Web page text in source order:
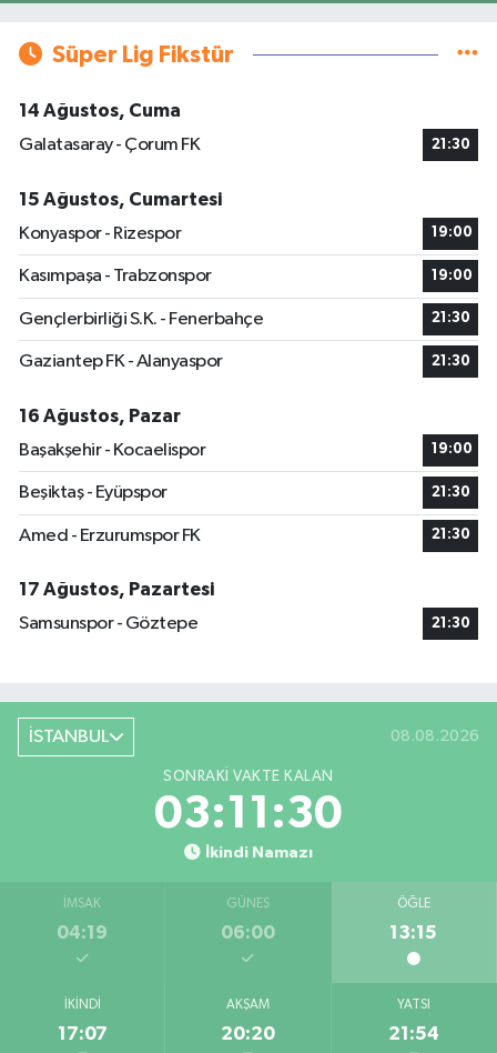
Süper Lig Fikstür
14 Ağustos, Cuma
Galatasaray - Çorum FK
21:30
15 Ağustos, Cumartesi
Konyaspor - Rizespor
19:00
Kasımpaşa - Trabzonspor 19:00
Gençlerbirliği S.K. - Fenerbahçe 21:30
Gaziantep FK - Alanyaspor 21:30
16 Ağustos, Pazar
Başakşehir - Kocaelispor
19:00
Beşiktaş - Eyüpspor 21:30
Amed - Erzurumspor FK 21:30
17 Ağustos, Pazartesi
Samsunspor - Göztepe
21:30
İSTANBUL 08.08.2026
SONRAKI VAKTE KALAN
03:11:29
İkindi Namazı
İMSAK
04:19
GÜNEŞ
06:00
ÖĞLE
13:15
İKINDI
17:07
AKŞAM
20:20
YATSI
21:54